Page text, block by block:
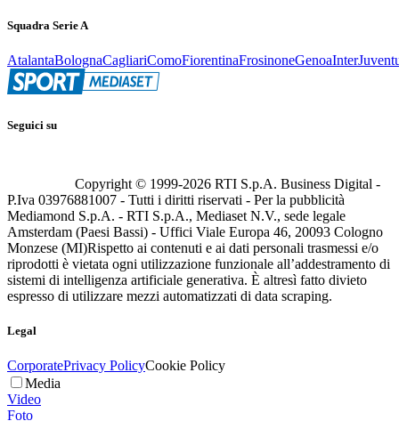
Squadra Serie A
AtalantaBolognaCagliariComoFiorentinaFrosinoneGenoaInter
Seguici su
Copyright © 1999-2026 RTI S.p.A. Business Digital -
P.Iva 03976881007 - Tutti i diritti riservati - Per la pubblicità
Mediamond S.p.A. - RTI S.p.A., Mediaset N.V., sede legale
Amsterdam (Paesi Bassi) - Uffici Viale Europa 46, 20093 Cologno
Monzese (MI)Rispetto ai contenuti e ai dati personali trasmessi e/o
riprodotti è vietata ogni utilizzazione funzionale all’addestramento di
sistemi di intelligenza artificiale generativa. È altresì fatto divieto
espresso di utilizzare mezzi automatizzati di data scraping.
Legal
CorporatePrivacy PolicyCookie Policy
Media
Video
Foto